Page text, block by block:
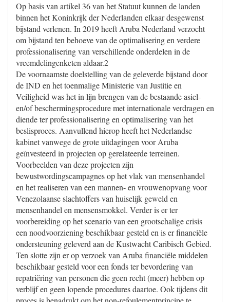
Op basis van artikel 36 van het Statuut kunnen de landen
binnen het Koninkrijk der Nederlanden elkaar desgewenst
bijstand verlenen. In 2019 heeft Aruba Nederland verzocht
om bijstand ten behoeve van de optimalisering en verdere
professionalisering van verschillende onderdelen in de
vreemdelingenketen aldaar.2
De voornaamste doelstelling van de geleverde bijstand door
de IND en het toenmalige Ministerie van Justitie en
Veiligheid was het in lijn brengen van de bestaande asiel-
en/of beschermingsprocedure met internationale verdragen en
diende ter professionalisering en optimalisering van het
beslisproces. Aanvullend hierop heeft het Nederlandse
kabinet vanwege de grote uitdagingen voor Aruba
geïnvesteerd in projecten op gerelateerde terreinen.
Voorbeelden van deze projecten zijn
bewustwordingscampagnes op het vlak van mensenhandel
en het realiseren van een mannen- en vrouwenopvang voor
Venezolaanse slachtoffers van huiselijk geweld en
mensenhandel en mensensmokkel. Verder is er ter
voorbereiding op het scenario van een grootschalige crisis
een noodvoorziening beschikbaar gesteld en is er financiële
ondersteuning geleverd aan de Kustwacht Caribisch Gebied.
Ten slotte zijn er op verzoek van Aruba financiële middelen
beschikbaar gesteld voor een fonds ter bevordering van
repatriëring van personen die geen recht (meer) hebben op
verblijf en geen lopende procedures daartoe. Ook tijdens dit